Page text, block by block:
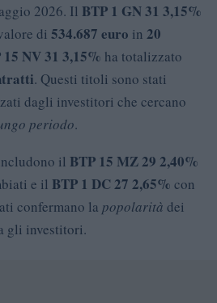
2026. Il BTP 1 GN 31 3,15%
di 534.687 euro in 20
15 NV 31 3,15% ha totalizzato
. Questi titoli sono stati
dagli investitori che cercano
periodo.
il BTP 15 MZ 29 2,40%
e il BTP 1 DC 27 2,65% con
confermano la popolarità dei
gli investitori.